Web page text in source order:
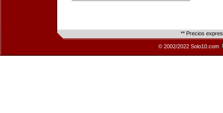
** Precios
© 2002/2022 Solo10.com